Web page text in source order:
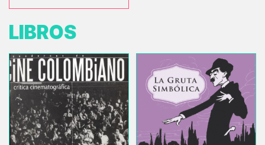
LIBROS